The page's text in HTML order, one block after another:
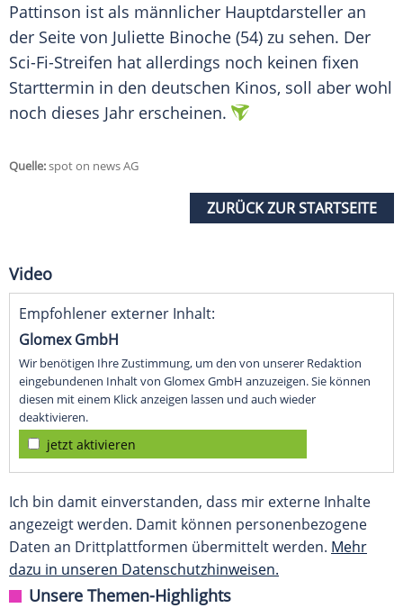
Pattinson ist als männlicher Hauptdarsteller an
der Seite von Juliette Binoche (54) zu sehen. Der
Sci-Fi-Streifen hat allerdings noch keinen fixen
Starttermin in den deutschen Kinos, soll aber wohl
noch dieses Jahr erscheinen.
Quelle:spot on news AG
ZURÜCK ZUR STARTSEITE
Video
Empfohlener externer Inhalt:
Glomex GmbH
Wir benötigen Ihre Zustimmung, um den von unserer Redaktion
eingebundenen Inhalt von Glomex GmbH anzuzeigen. Sie können
diesen mit einem Klick anzeigen lassen und auch wieder
deaktivieren.
jetzt aktivieren
Ich bin damit einverstanden, dass mir externe Inhalte
angezeigt werden. Damit können personenbezogene
Daten an Drittplattformen übermittelt werden. Mehr
dazu in unseren Datenschutzhinweisen.
Unsere Themen-Highlights